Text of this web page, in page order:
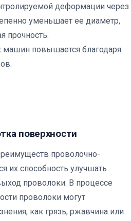
деформации через
уменьшает ее диаметр,
прочность.
машин повышается благодаря
поверхности
проволочно-
их способность улучшать
проволоки. В процессе
проволоки могут
как грязь, ржавчина или